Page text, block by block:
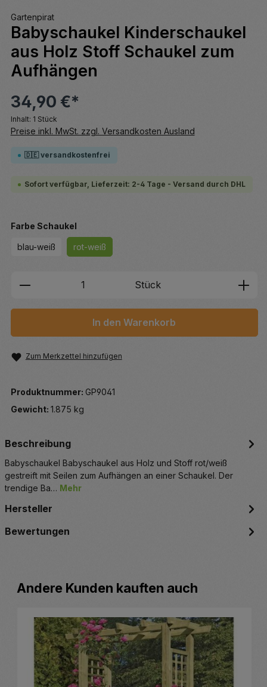
Gartenpirat
Babyschaukel Kinderschaukel
aus Holz Stoff Schaukel zum
Aufhängen
34,90 €*
Inhalt: 1 Stück
Preise inkl. MwSt. zzgl. Versandkosten Ausland
🇩🇪 versandkostenfrei
Sofort verfügbar, Lieferzeit: 2-4 Tage - Versand durch DHL
Farbe Schaukelauswählen
blau-weiß rot-weiß
Produkt Anzahl: Gib den
Stück
In den Warenkorb
Zum Merkzettel hinzufügen
Produktnummer: GP9041
Gewicht: 1.875 kg
Beschreibung
Babyschaukel Babyschaukel aus Holz und Stoff rot/weiß
gestreift mit Seilen zum Aufhängen an einer Schaukel. Der
trendige Ba… Mehr
Hersteller
Bewertungen
Produktgalerie überspringen
Andere Kunden kauften auch